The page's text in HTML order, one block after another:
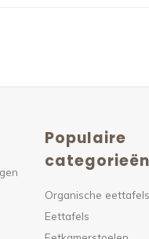
Populaire
categorieën
Organische eettafels
Eettafels